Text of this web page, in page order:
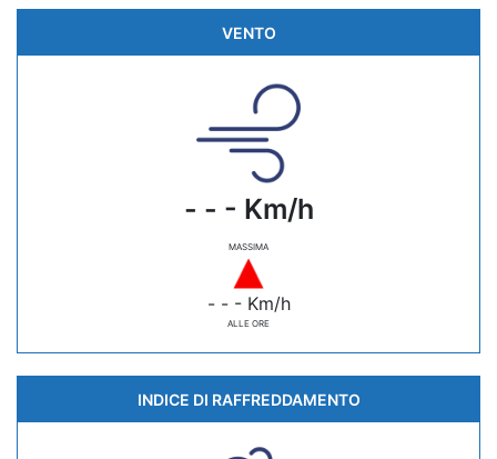
VENTO
- - - Km/h
MASSIMA
- - - Km/h
ALLE ORE
INDICE DI RAFFREDDAMENTO